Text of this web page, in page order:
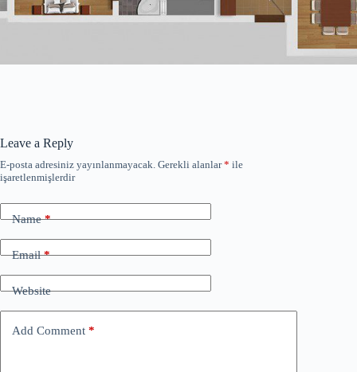
Leave a Reply
E-posta adresiniz yayınlanmayacak. Gerekli alanlar* ile
işaretlenmişlerdir
Name*
Email*
Website
Add Comment *